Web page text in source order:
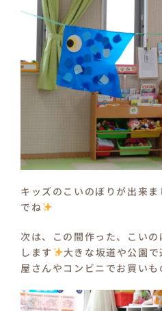
キッズのこいのぼりが出来ま
でね
次は、この間作った、こい
します
大きな坂道や公園
屋さんやコンビニでお買いも